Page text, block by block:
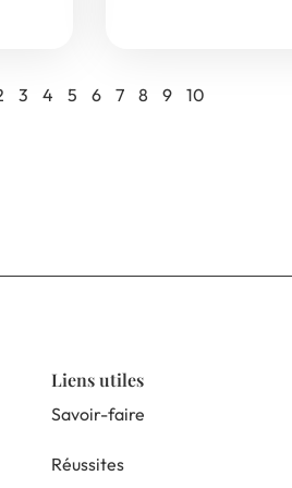
3 4 5 6 7 8 9 10
Liens utiles
Savoir-faire
Réussites